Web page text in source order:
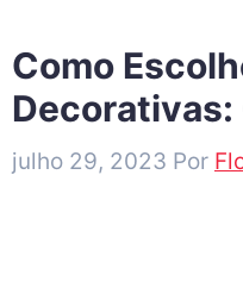
Como
julho 29, 2023 Por